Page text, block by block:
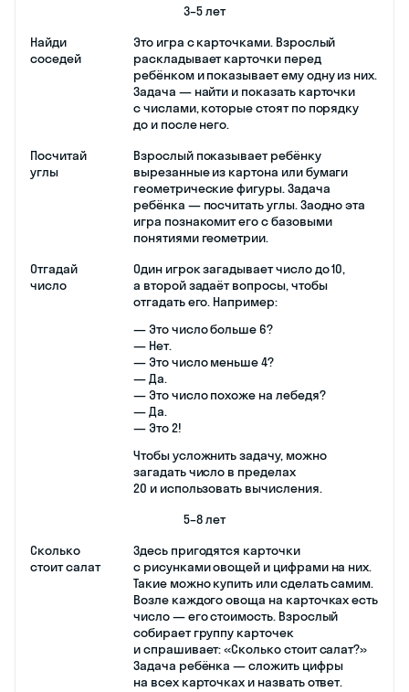
3–5 лет
Найди
соседей
Это игра с карточками. Взрослый
раскладывает карточки перед
ребёнком и показывает ему одну из них.
Задача — найти и показать карточки
с числами, которые стоят по порядку
до и после него.
Посчитай
углы
Взрослый показывает ребёнку
вырезанные из картона или бумаги
геометрические фигуры. Задача
ребёнка — посчитать углы. Заодно эта
игра познакомит его с базовыми
понятиями геометрии.
Отгадай
число
Один игрок загадывает число до 10,
а второй задаёт вопросы, чтобы
отгадать его. Например:
— Это число больше 6?
— Нет.
— Это число меньше 4?
— Да.
— Это число похоже на лебедя?
— Да.
— Это 2!
Чтобы усложнить задачу, можно
загадать число в пределах
20 и использовать вычисления.
5–8 лет
Сколько
стоит салат
Здесь пригодятся карточки
с рисунками овощей и цифрами на них.
Такие можно купить или сделать самим.
Возле каждого овоща на карточках есть
число — его стоимость. Взрослый
собирает группу карточек
и спрашивает: «Сколько стоит салат?»
Задача ребёнка — сложить цифры
на всех карточках и назвать ответ.